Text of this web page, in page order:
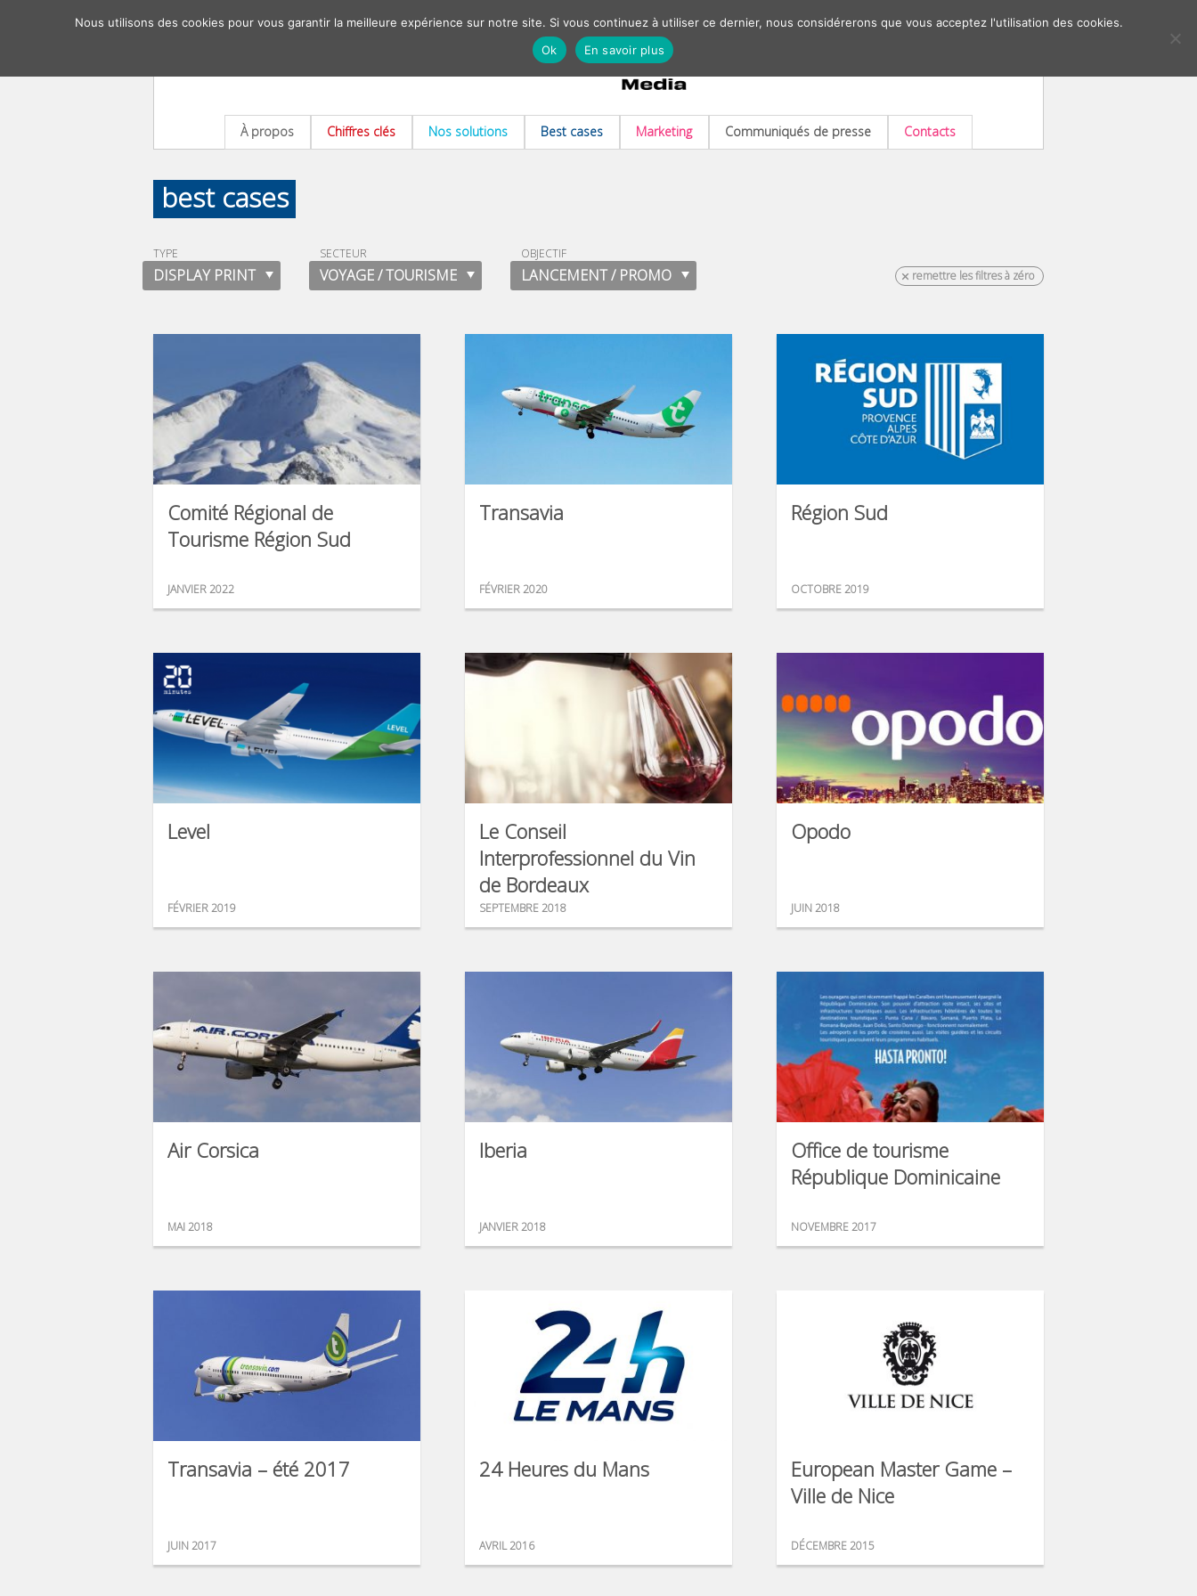
À propos Chiffres clés Nos solutions Best cases Marketing Communiqués de presse Contacts
best cases
TYPE
DISPLAY PRINT
SECTEUR
VOYAGE / TOURISME
OBJECTIF
LANCEMENT / PROMO remettre les filtres à zéro
Comité Régional de
Tourisme Région Sud
JANVIER 2022
Transavia
FÉVRIER 2020
Région Sud
OCTOBRE 2019
Level
FÉVRIER 2019
Le Conseil
Interprofessionnel du Vin
de Bordeaux
SEPTEMBRE 2018
Opodo
JUIN 2018
Air Corsica
MAI 2018
Iberia
JANVIER 2018
Office de tourisme
République Dominicaine
NOVEMBRE 2017
Transavia – été 2017
JUIN 2017
24 Heures du Mans
AVRIL 2016
European Master Game –
Ville de Nice
DÉCEMBRE 2015
Nous utilisons des cookies pour vous garantir la meilleure expérience sur notre site. Si vous continuez à utiliser ce dernier, nous considérerons que vous acceptez l'utilisation des cookies.
Ok
En savoir plus